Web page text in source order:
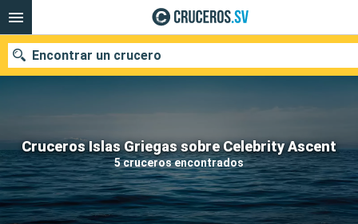
Cruceros Islas Griegas sobre Celebrity Ascent
5 cruceros encontrados
Encontrar un crucero
Nuestros destinos
Fecha de salida
Puertos Compañías